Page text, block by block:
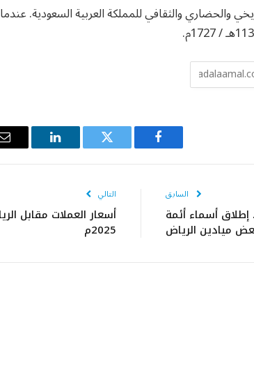
والحضاري والثقافي للمملكة العربية السعودية.
فيسبوك تويتر لينكدإن
السابق
أسماء أئمة
ميادين الرياض
التالي
2025م